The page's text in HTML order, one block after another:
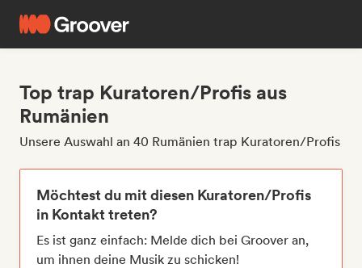
Top trap Kuratoren/Profis aus
Rumänien
Unsere Auswahl an 40 Rumänien trap Kuratoren/Profis
Möchtest du mit diesen Kuratoren/Profis
in Kontakt treten?
Es ist ganz einfach: Melde dich bei Groover an,
um ihnen deine Musik zu schicken!